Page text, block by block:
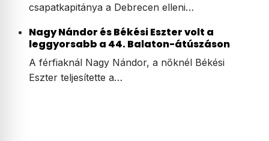
csapatkapitánya a Debrecen elleni…
Nagy Nándor és Békési Eszter volt a
leggyorsabb a 44. Balaton-átúszáson
A férfiaknál Nagy Nándor, a nőknél Békési
Eszter teljesítette a…